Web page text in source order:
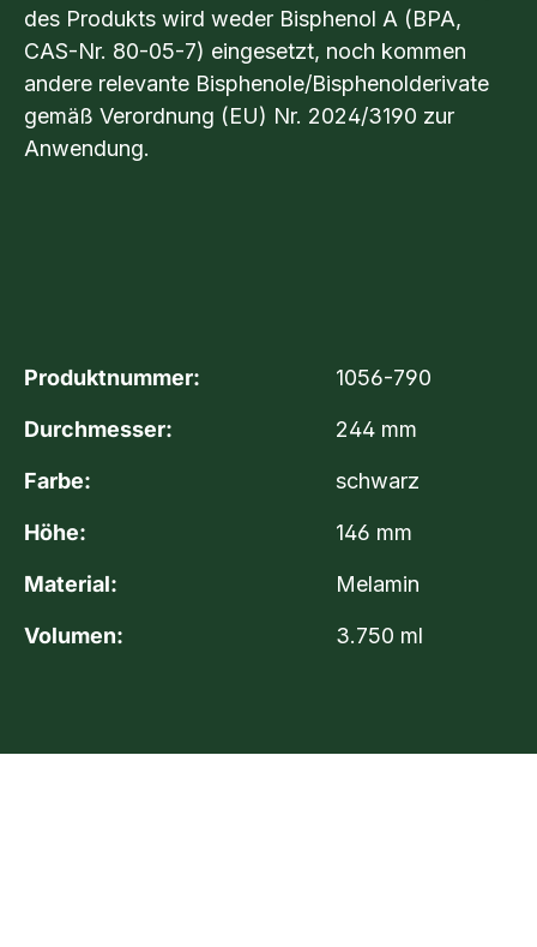
des Produkts wird weder Bisphenol A (BPA,
CAS-Nr. 80-05-7) eingesetzt, noch kommen
andere relevante Bisphenole/Bisphenolderivate
gemäß Verordnung (EU) Nr. 2024/3190 zur
Anwendung.
Produktnummer: 1056-790
Durchmesser: 244 mm
Farbe: schwarz
Höhe: 146 mm
Material: Melamin
Volumen: 3.750 ml